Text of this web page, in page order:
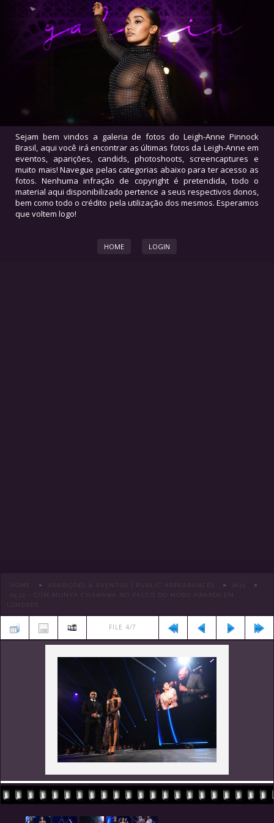
Sejam bem vindos a galeria de fotos do Leigh-Anne Pinnock
Brasil, aqui você irá encontrar as últimas fotos da Leigh-Anne em
eventos, aparições, candids, photoshoots, screencaptures e
muito mais! Navegue pelas categorias abaixo para ter acesso as
fotos. Nenhuma infração de copyright é pretendida, todo o
material aqui disponibilizado pertence a seus respectivos donos,
bem como todo o crédito pela utilização dos mesmos. Esperamos
que voltem logo!
HOME LOGIN
HOME > APARIÇÕES & EVENTOS | PUBLIC APPEARANCES > 2021 >
05.12 - COM MUNYA CHAWAWA NO PALCO DO MOBO AWARDS EM
LONDRES
FILE 4/7